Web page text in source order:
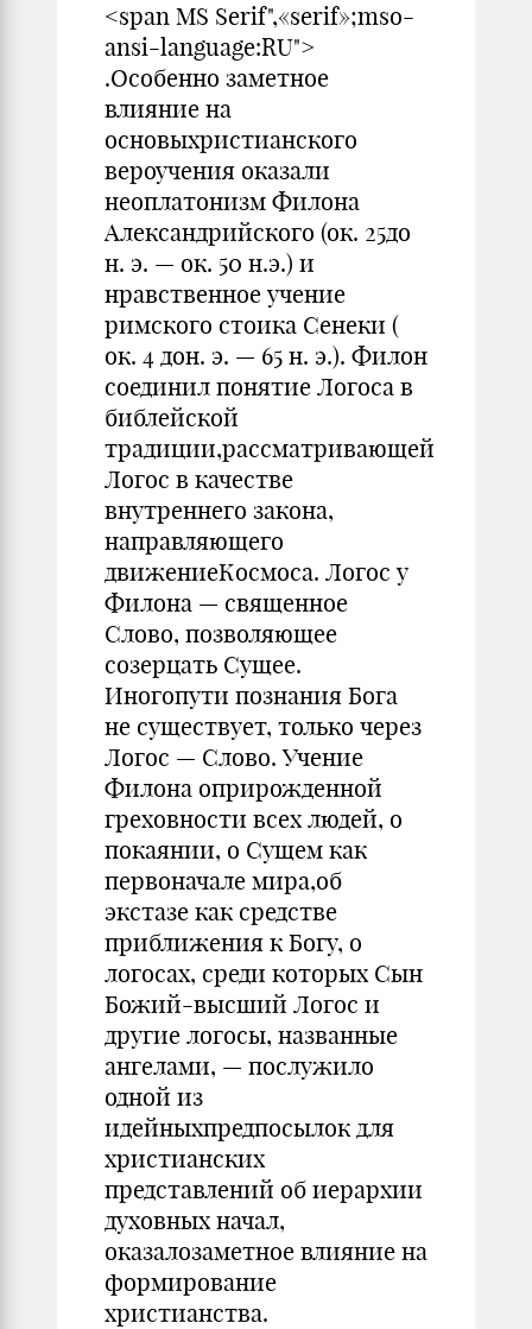
<span MS Serif",«serif»;mso-
ansi-language:RU">
.Особенно заметное
влияние на
основыхристианского
вероучения оказали
неоплатонизм Филона
Александрийского (ок. 25до
н. э. — ок. 50 н.э.) и
нравственное учение
римского стоика Сенеки (
ок. 4 дон. э. — 65 н. э.). Филон
соединил понятие Логоса в
библейской
традиции,рассматривающей
Логос в качестве
внутреннего закона,
направляющего
движениеКосмоса. Логос у
Филона — священное
Слово, позволяющее
созерцать Сущее.
Иногопути познания Бога
не существует, только через
Логос — Слово. Учение
Филона оприрожденной
греховности всех людей, о
покаянии, о Сущем как
первоначале мира,об
экстазе как средстве
приближения к Богу, о
логосах, среди которых Сын
Божий-высший Логос и
другие логосы, названные
ангелами, — послужило
одной из
идейныхпредпосылок для
христианских
представлений об иерархии
духовных начал,
оказалозаметное влияние на
формирование
христианства.